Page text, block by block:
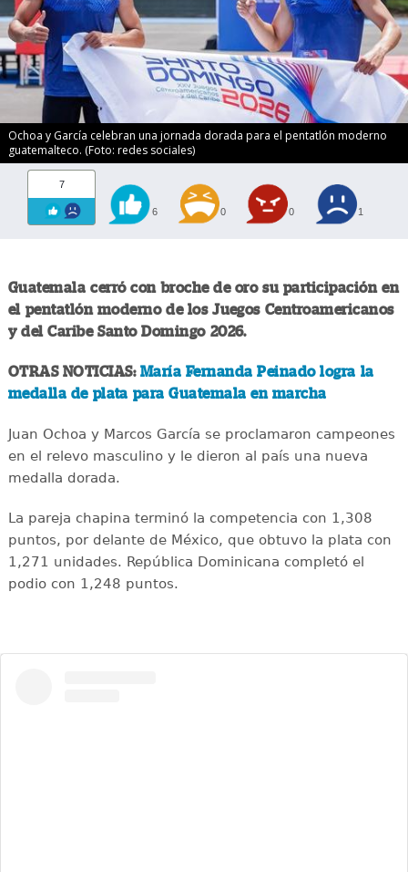
Ochoa y García celebran una jornada dorada para el pentatlón moderno
guatemalteco. (Foto: redes sociales)
7
6 0 0 1
Guatemala cerró con broche de oro su participación en
el pentatlón moderno de los Juegos Centroamericanos
y del Caribe Santo Domingo 2026.
OTRAS NOTICIAS: María Fernanda Peinado logra la
medalla de plata para Guatemala en marcha
Juan Ochoa y Marcos García se proclamaron campeones
en el relevo masculino y le dieron al país una nueva
medalla dorada.
La pareja chapina terminó la competencia con 1,308
puntos, por delante de México, que obtuvo la plata con
1,271 unidades. República Dominicana completó el
podio con 1,248 puntos.